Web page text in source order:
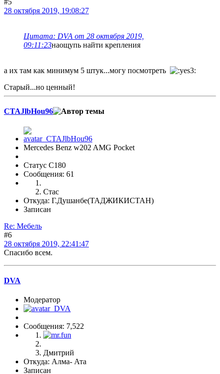
#5
28 октября 2019, 19:08:27
Цитата: DVA от 28 октября 2019,
09:11:23наощупь найти крепления
а их там как минимум 5 штук...могу посмотреть
Старый...но ценный!
CTAJlbHou96
Mercedes Benz w202 AMG Pocket
Статус C180
Сообщения: 61
Стас
Откуда: Г.Душанбе(ТАДЖИКИСТАН)
Записан
Re: Мебель
#6
28 октября 2019, 22:41:47
Спасибо всем.
DVA
Модератор
Сообщения: 7,522
Дмитрий
Откуда: Алма- Ата
Записан